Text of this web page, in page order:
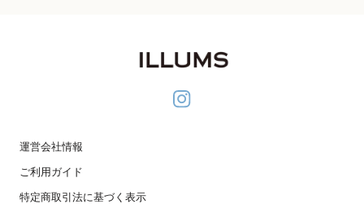
運営会社情報
ご利用ガイド
特定商取引法に基づく表示